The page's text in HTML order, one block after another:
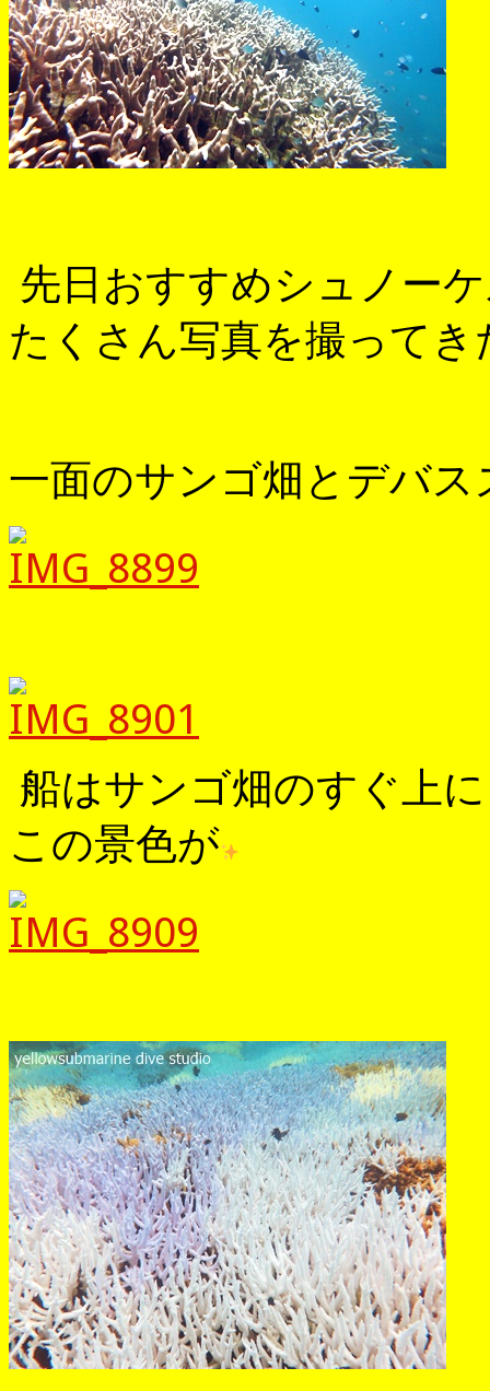
先日おすすめシュノー
たくさん写真を撮って
一面のサンゴ畑とデバ
船はサンゴ畑のすぐ上
この景色が